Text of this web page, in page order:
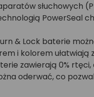
słuchowych
PowerSeal
& Lock baterie
i kolorem ułatwiają
zawierają 0% rtęci,
oderwać, co